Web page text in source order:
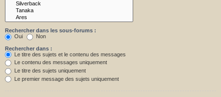
Rechercher dans les sous-forums :
Oui
Non
Rechercher dans :
Le titre des sujets et le contenu des messages
Le contenu des messages uniquement
Le titre des sujets uniquement
Le premier message des sujets uniquement